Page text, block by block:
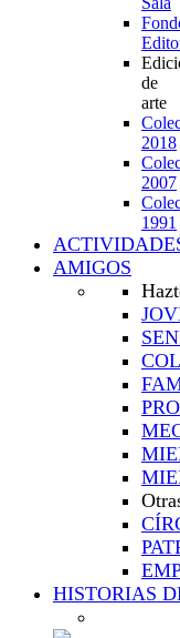
de
arte
2018
2007
1991
AMIGOS
HISTORIAS